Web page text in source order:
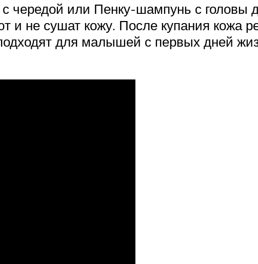
чередой или Пенку-шампунь с головы
не сушат кожу. После купания кожа
для малышей с первых дней